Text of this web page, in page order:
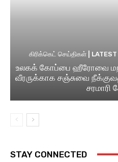
கிரிக்கெட் செய்திகள் |
உலகக் கோப்பை ஹீரோவை
வீரருக்காக சஞ்சுவை
சரமாரி
STAY CONNECTED